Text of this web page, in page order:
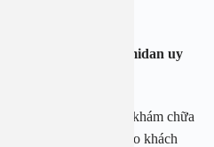
khám chữa viêm amidan uy
động trong lĩnh vực khám chữa
kết sẽ mang đến cho khách